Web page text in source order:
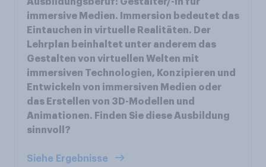
immersive Medien. Immersion bedeutet das
Eintauchen in virtuelle Realitäten. Der
Lehrplan beinhaltet unter anderem das
Gestalten von virtuellen Welten mit
immersiven Technologien, Konzipieren und
Entwickeln von immersiven Medien oder
das Erstellen von 3D-Modellen und
Animationen. Finden Sie diese Ausbildung
sinnvoll?
Siehe Ergebnisse